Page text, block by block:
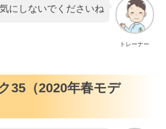
トレーナー
にしないでくださいね
35（2020年春モデ